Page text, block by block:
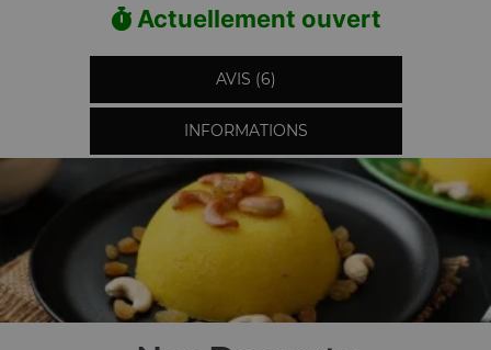
Actuellement ouvert
AVIS (6)
INFORMATIONS